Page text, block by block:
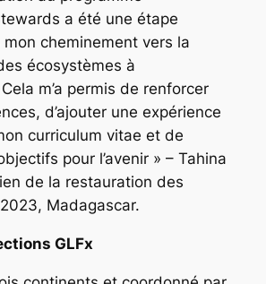
a été une étape
cheminement vers la
écosystèmes à
m’a permis de renforcer
d’ajouter une expérience
curriculum vitae et de
pour l’avenir » – Tahina
de la restauration des
Madagascar.
GLFx